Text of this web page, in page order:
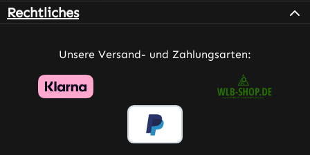
Rechtliches
Unsere Versand- und Zahlungsarten: